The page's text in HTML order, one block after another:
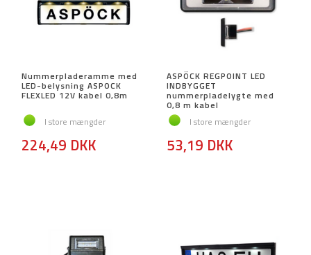
Nummerpladeramme med
LED-belysning ASPOCK
FLEXLED 12V kabel 0,8m
I store mængder
224,49 DKK
ASPÖCK REGPOINT LED
INDBYGGET
nummerpladelygte med
0,8 m kabel
I store mængder
53,19 DKK